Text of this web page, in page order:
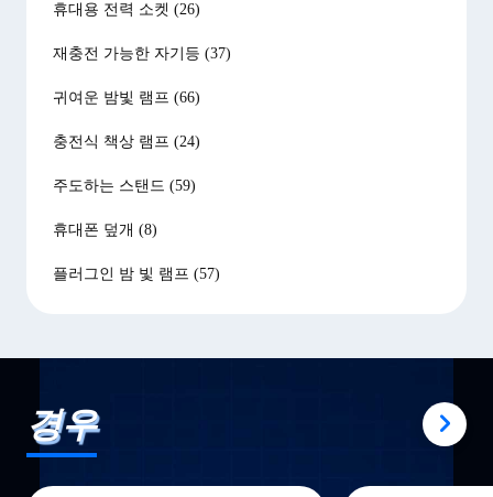
휴대용 전력 소켓 (26)
재충전 가능한 자기등 (37)
귀여운 밤빛 램프 (66)
충전식 책상 램프 (24)
주도하는 스탠드 (59)
휴대폰 덮개 (8)
플러그인 밤 빛 램프 (57)
경우